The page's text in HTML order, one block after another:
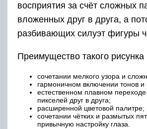
восприятия за счёт сложных
вложенных друг в друга, а
разбивающих силуэт фигуры
Преимущество такого рисунка
сочетании мелкого узора и
гармоничном включении тонов и
естественном плавном
пикселей друг в друга;
расширенной цветовой палитре;
сочетании чётких и размытых
привычную настройку глаза.